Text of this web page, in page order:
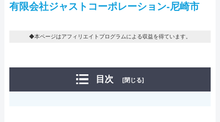
有限会社ジャストコーポレーション-尼崎市
◆本ページはアフィリエイトプログラムによる収益を得ています。
目次 [閉じる]